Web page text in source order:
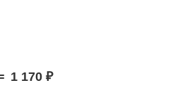
1 170 ₽